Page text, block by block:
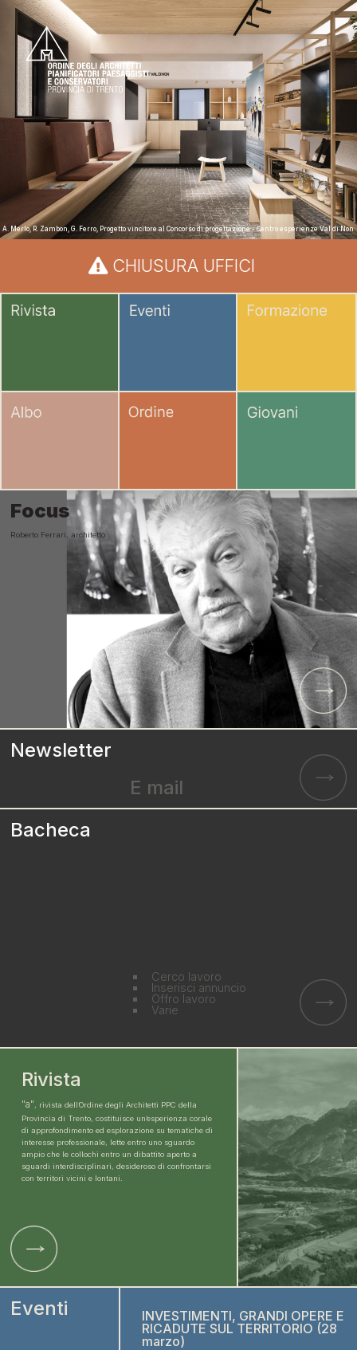
A. Merlo, R. Zambon, G. Ferro, Progetto vincitore al Concorso di progettazione - Centro esperienze Val di Non
CHIUSURA UFFICI
Focus
Roberto Ferrari, architetto
Newsletter
E mail
Bacheca
Cerco lavoro
Inserisci annuncio
Offro lavoro
Varie
Rivista
"a", rivista dell’Ordine degli Architetti PPC della
Provincia di Trento, costituisce un’esperienza corale
di approfondimento ed esplorazione su tematiche di
interesse professionale, lette entro uno sguardo
ampio che le collochi entro un dibattito aperto a
sguardi interdisciplinari, desideroso di confrontarsi
con territori vicini e lontani.
Eventi
INVESTIMENTI, GRANDI OPERE E
RICADUTE SUL TERRITORIO (28
marzo)